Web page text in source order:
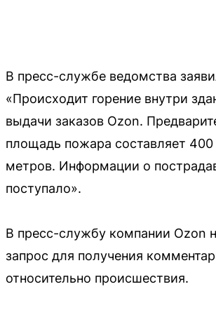
В пресс-службе ведомства
«Происходит горение внутри
выдачи заказов Ozon.
площадь пожара составляет 400
метров. Информации о
поступало».
В пресс-службу компании Ozon
запрос для получения
относительно происшествия.